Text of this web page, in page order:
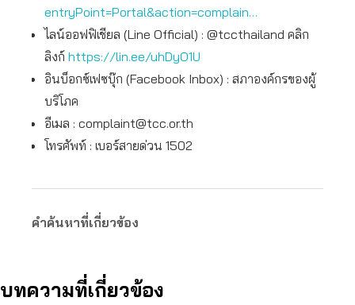
entryPoint=Portal&action=complain…
ไลน์ออฟฟิเชียล (Line Official) : @tccthailand คลิก
ลิงก์ https://lin.ee/uhDyO1U
อินบ็อกซ์เฟซบุ๊ก (Facebook Inbox) : สภาองค์กรของผู้
บริโภค
อีเมล : complaint@tcc.or.th
โทรศัพท์ : เบอร์สายด่วน 1502
คำค้นหาที่เกี่ยวข้อง
บทความที่เกี่ยวข้อง